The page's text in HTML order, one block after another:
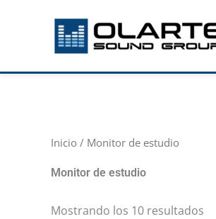
Inicio / Monitor de estudio
Monitor de estudio
Mostrando los 10 resultados